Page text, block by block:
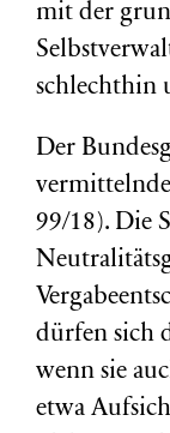
mit der
schlechthin
Der
99/18). Die
dürfen sich
wenn sie
etwa